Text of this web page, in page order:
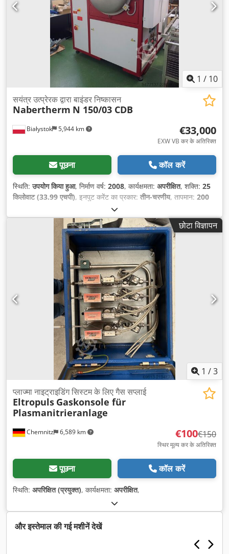
1 / 10
Białystok 5,944 km
सयंत्र उत्प्रेरक द्वारा बाइंडर निष्कासन
Nabertherm N 150/03 CDB
€33,000
EXW VB कर के अतिरिक्त
पूछना कॉल करें
स्थिति:उपयोग किया हुआ, निर्माण वर्ष: 2008, कार्यक्षमता: अपरीक्षित, शक्ति: 25
किलोवाट (33.99 एचपी), इनपुट करेंट का प्रकार: तीन-चरणीय, तापमान: 200
, कुल चौड़ाई:
मिमी, कुल वजन:1,650 किग्रा, चेम्बर की संख्या:1, नियंत्रण प्रकार:पीएलसी-
, ईंधन का प्रकार:विद्युत, छोटा विज्ञापन
1 /3
Chemnitz 6,589 km
प्लाज्मा नाइट्राइडिंग सिस्टम के लिए गैस सप्लाई
Eltropuls Gaskonsole für
Plasmanitrieranlage
€100€150
स्थिर मूल्य कर के अतिरिक्त
पूछना कॉल करें
स्थिति: अपरिक्षित (प्रयुक्त), कार्यक्षमता: अपरीक्षित,
और इस्तेमाल की गई मशीनें देखें